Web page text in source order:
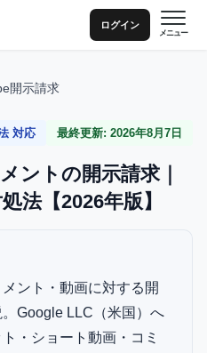
ログイン
メニュー
開示請求
対応 最終更新: 2026年8月7日
ントの開示請求｜
法【2026年版】
ント・動画に対する開
Google LLC（米国）へ
・ショート動画・コミ